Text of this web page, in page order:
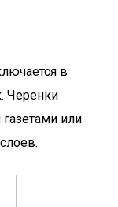
в
Черенки
или